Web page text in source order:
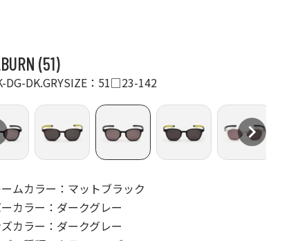
(51)
DG-DK.GRYSIZE：51□23-142
ムカラー：マットブラック
カラー：ダークグレー
カラー：ダークグレー